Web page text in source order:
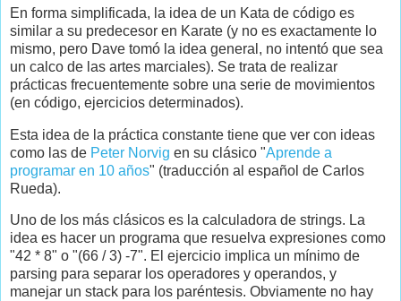
En forma simplificada, la idea de un Kata de código es
similar a su predecesor en Karate (y no es exactamente lo
mismo, pero Dave tomó la idea general, no intentó que sea
un calco de las artes marciales). Se trata de realizar
prácticas frecuentemente sobre una serie de movimientos
(en código, ejercicios determinados).
Esta idea de la práctica constante tiene que ver con ideas
como las de Peter Norvig en su clásico "Aprende a
programar en 10 años" (traducción al español de Carlos
Rueda).
Uno de los más clásicos es la calculadora de strings. La
idea es hacer un programa que resuelva expresiones como
"42 * 8" o "(66 / 3) -7". El ejercicio implica un mínimo de
parsing para separar los operadores y operandos, y
manejar un stack para los paréntesis. Obviamente no hay